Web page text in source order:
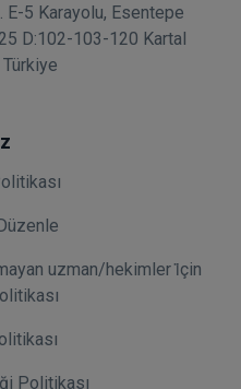
E-5 Karayolu, Esentepe
D:102-103-120 Kartal
uzman/hekimler i̇çin
Politikası